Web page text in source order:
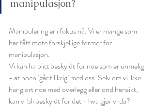
manipulasjon?
Manipulering er i fokus nå. Vi er mange som
har fått møte forskjellige former for
manipulasjon.
Vi kan ha blitt beskyldt for noe som er urimelig
- at noen ‘går til krig’ med oss. Selv om vi ikke
har gjort noe med overlegg eller ond hensikt,
kan vi bli beskyldt for det - hva gjør vi da?